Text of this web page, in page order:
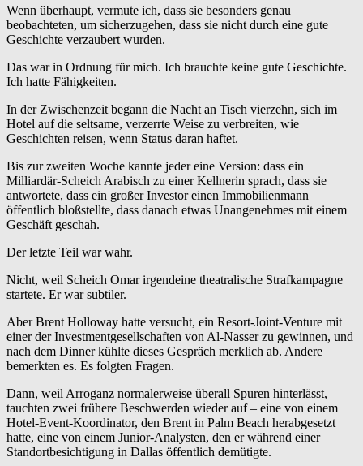
Wenn überhaupt, vermute ich, dass sie besonders genau
beobachteten, um sicherzugehen, dass sie nicht durch eine gute
Geschichte verzaubert wurden.
Das war in Ordnung für mich. Ich brauchte keine gute Geschichte.
Ich hatte Fähigkeiten.
In der Zwischenzeit begann die Nacht an Tisch vierzehn, sich im
Hotel auf die seltsame, verzerrte Weise zu verbreiten, wie
Geschichten reisen, wenn Status daran haftet.
Bis zur zweiten Woche kannte jeder eine Version: dass ein
Milliardär-Scheich Arabisch zu einer Kellnerin sprach, dass sie
antwortete, dass ein großer Investor einen Immobilienmann
öffentlich bloßstellte, dass danach etwas Unangenehmes mit einem
Geschäft geschah.
Der letzte Teil war wahr.
Nicht, weil Scheich Omar irgendeine theatralische Strafkampagne
startete. Er war subtiler.
Aber Brent Holloway hatte versucht, ein Resort-Joint-Venture mit
einer der Investmentgesellschaften von Al-Nasser zu gewinnen, und
nach dem Dinner kühlte dieses Gespräch merklich ab. Andere
bemerkten es. Es folgten Fragen.
Dann, weil Arroganz normalerweise überall Spuren hinterlässt,
tauchten zwei frühere Beschwerden wieder auf – eine von einem
Hotel-Event-Koordinator, den Brent in Palm Beach herabgesetzt
hatte, eine von einem Junior-Analysten, den er während einer
Standortbesichtigung in Dallas öffentlich demütigte.